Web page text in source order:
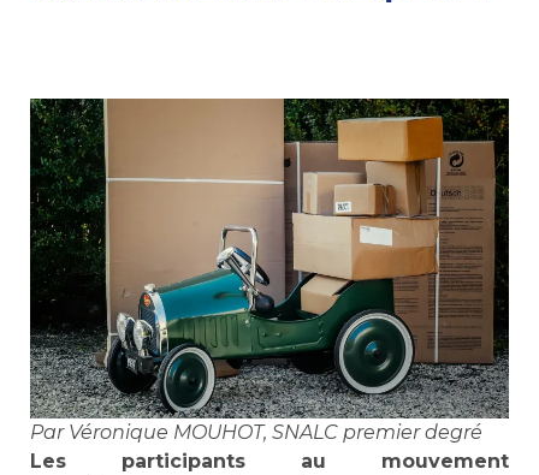
Par Véronique MOUHOT, SNALC premier degré
Les participants au mouvement